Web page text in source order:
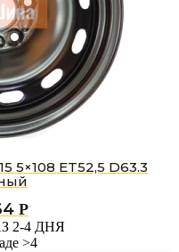
5×108 ET52,5 D63.3
Р
2-4 ДНЯ
>4